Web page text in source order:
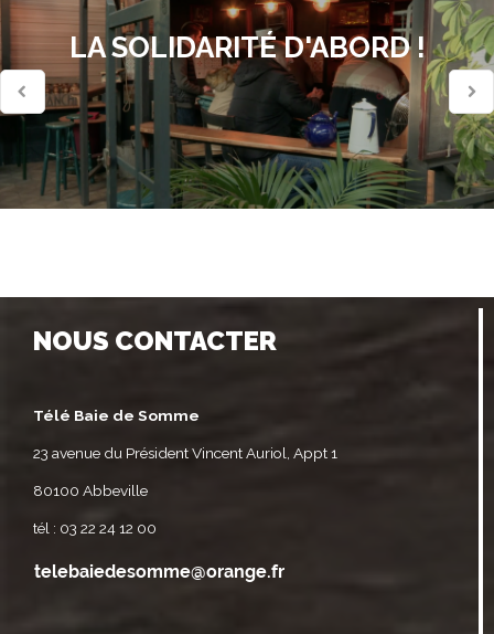
LA SOLIDARITÉ D'ABORD !
NOUS CONTACTER
Télé Baie de Somme
23 avenue du Président Vincent Auriol, Appt 1
80100 Abbeville
tél : 03 22 24 12 00